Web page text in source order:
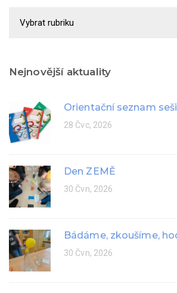
Nejnovější aktuality
Orientační seznam
28 Čvc, 2026
Den ZEMĚ
30 Čvn, 2026
Bádáme, zkoušíme,
30 Čvn, 2026